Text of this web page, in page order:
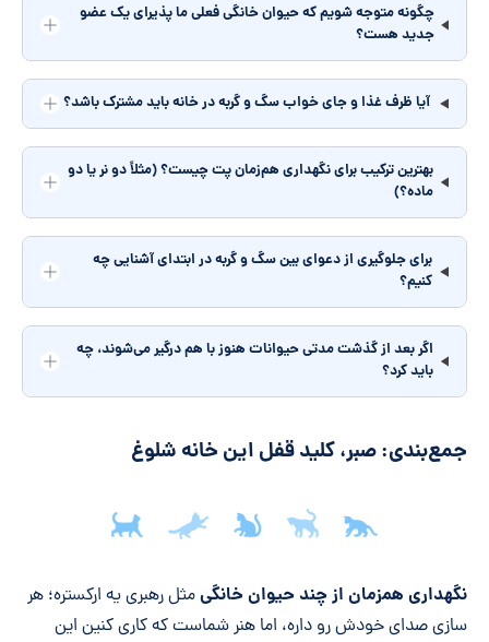
چگونه متوجه شویم که حیوان خانگی فعلی ما پذیرای یک عضو
جدید هست؟
آیا ظرف غذا و جای خواب سگ و گربه در خانه باید مشترک باشد؟
بهترین ترکیب برای نگهداری هم‌زمان پت چیست؟ (مثلاً دو نر یا دو
ماده؟)
برای جلوگیری از دعوای بین سگ و گربه در ابتدای آشنایی چه
کنیم؟
اگر بعد از گذشت مدتی حیوانات هنوز با هم درگیر می‌شوند، چه
باید کرد؟
جمع‌بندی: صبر، کلید قفل این خانه شلوغ
جمع‌بندی مقاله
نگهداری همزمان از چند حیوان خانگیمثل رهبری یه ارکستره؛ هر
سازی صدای خودش رو داره، اما هنر شماست که کاری کنین این